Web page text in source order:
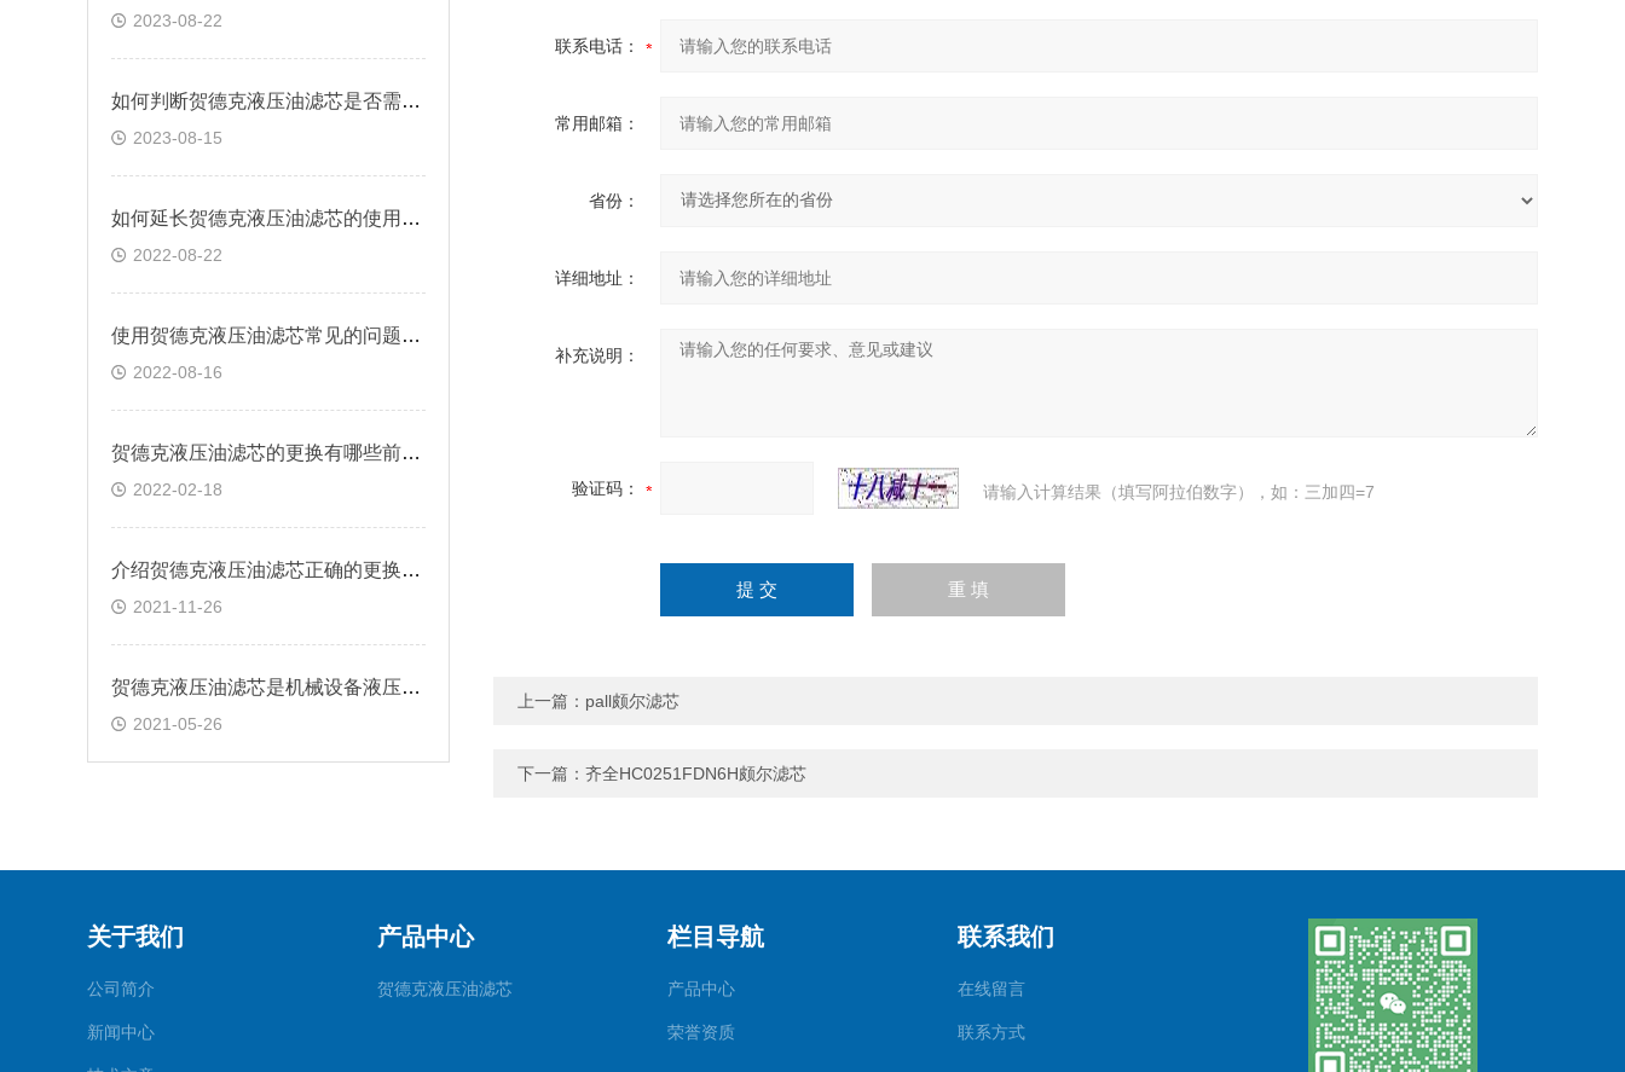
2023-08-22
如何判断贺德克液压油滤芯是否需要更换？
2023-08-15
如何延长贺德克液压油滤芯的使用寿命
2022-08-22
使用贺德克液压油滤芯常见的问题有哪些？
2022-08-16
贺德克液压油滤芯的更换有哪些前提条件
2022-02-18
介绍贺德克液压油滤芯正确的更换方法
2021-11-26
贺德克液压油滤芯是机械设备液压系统中重要部件
2021-05-26
联系电话：
常用邮箱：
省份：
详细地址：
补充说明：
验证码： 请输入计算结果（填写阿拉伯数字），如：三加四=7
上一篇： pall颇尔滤芯
下一篇： 齐全HC0251FDN6H颇尔滤芯
关于我们
公司简介
新闻中心
产品中心
贺德克液压油滤芯
栏目导航
产品中心
荣誉资质
联系我们
在线留言
联系方式